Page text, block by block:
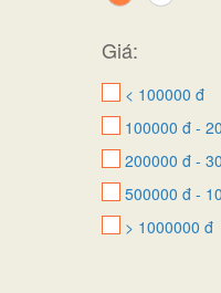
silicon
Thảm phòng
Cây lau nhà
Bọt biển &
Thảm trang
Chổi & Cây
Giá:
< 100000 đ
100000 đ -
200000 đ -
500000 đ -
> 1000000 đ